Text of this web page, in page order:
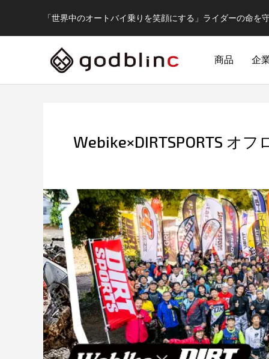
「世界中のオートバイ乗りを笑顔にする」ライダーの命
商品 企
フルフェイス
FULL-FACE
Webike×DIRTSPORTS オ